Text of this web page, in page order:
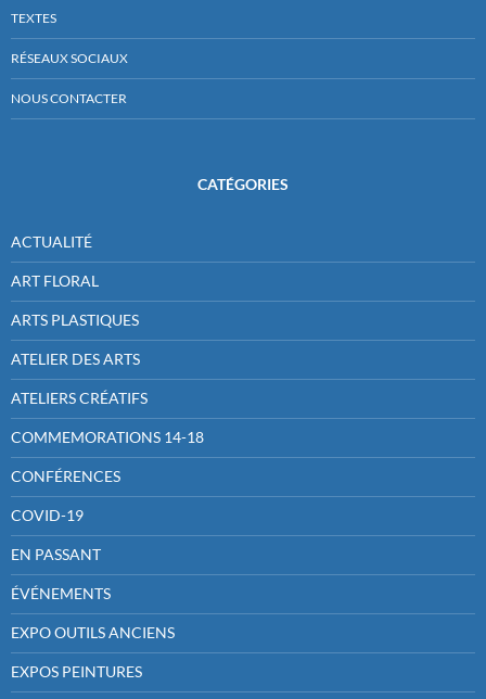
TEXTES
RÉSEAUX SOCIAUX
NOUS CONTACTER
CATÉGORIES
ACTUALITÉ
ART FLORAL
ARTS PLASTIQUES
ATELIER DES ARTS
ATELIERS CRÉATIFS
COMMEMORATIONS 14-18
CONFÉRENCES
COVID-19
EN PASSANT
ÉVÉNEMENTS
EXPO OUTILS ANCIENS
EXPOS PEINTURES